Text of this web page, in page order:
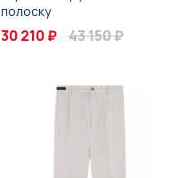
полоску
30 210 ₽ 43 150 ₽